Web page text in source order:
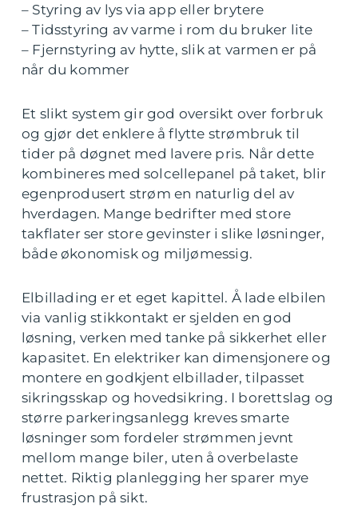
– Styring av lys via app eller brytere
– Tidsstyring av varme i rom du bruker lite
– Fjernstyring av hytte, slik at varmen er på
når du kommer
Et slikt system gir god oversikt over forbruk
og gjør det enklere å flytte strømbruk til
tider på døgnet med lavere pris. Når dette
kombineres med solcellepanel på taket, blir
egenprodusert strøm en naturlig del av
hverdagen. Mange bedrifter med store
takflater ser store gevinster i slike løsninger,
både økonomisk og miljømessig.
Elbillading er et eget kapittel. Å lade elbilen
via vanlig stikkontakt er sjelden en god
løsning, verken med tanke på sikkerhet eller
kapasitet. En elektriker kan dimensjonere og
montere en godkjent elbillader, tilpasset
sikringsskap og hovedsikring. I borettslag og
større parkeringsanlegg kreves smarte
løsninger som fordeler strømmen jevnt
mellom mange biler, uten å overbelaste
nettet. Riktig planlegging her sparer mye
frustrasjon på sikt.